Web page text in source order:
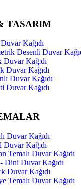
TASARIM
Kağıdı
Desenli Duvar
Duvar Kağıdı
Duvar Kağıdı
Duvar Kağıdı
Duvar Kağıdı
Duvar Kağıdı
Duvar Kağıdı
Temalı Duvar Kağıdı
Dini Duvar Kağıdı
Duvar Kağıdı
Temalı Duvar Kağıdı